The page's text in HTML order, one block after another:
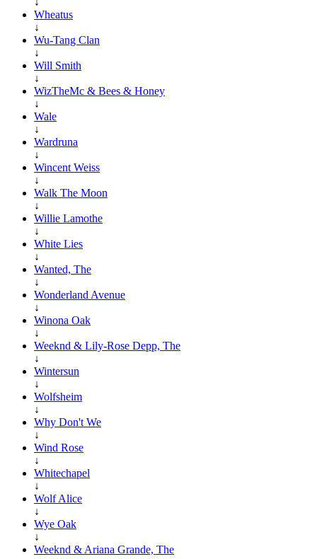
Wheatus
↓
Wu-Tang Clan
↓
Will Smith
↓
WizTheMc & Bees & Honey
↓
Wale
↓
Wardruna
↓
Wincent Weiss
↓
Walk The Moon
↓
Willie Lamothe
↓
White Lies
↓
Wanted, The
↓
Wonderland Avenue
↓
Winona Oak
↓
Weeknd & Lily-Rose Depp, The
↓
Wintersun
↓
Wolfsheim
↓
Why Don't We
↓
Wind Rose
↓
Whitechapel
↓
Wolf Alice
↓
Wye Oak
↓
Weeknd & Ariana Grande, The